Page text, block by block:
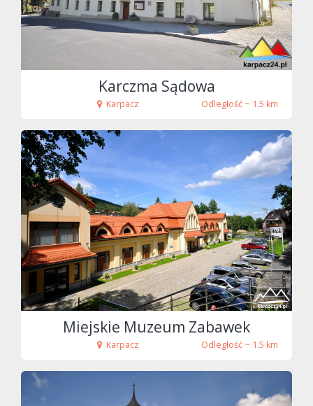
fot. Tenet
Karczma Sądowa
Karpacz Odległość ~ 1.5 km
fot. tenet
Miejskie Muzeum Zabawek
Karpacz Odległość ~ 1.5 km